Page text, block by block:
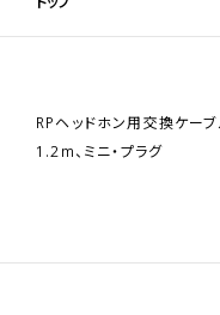
RPヘッドホン用交換ケーブ
1.2m、ミニ・プラグ